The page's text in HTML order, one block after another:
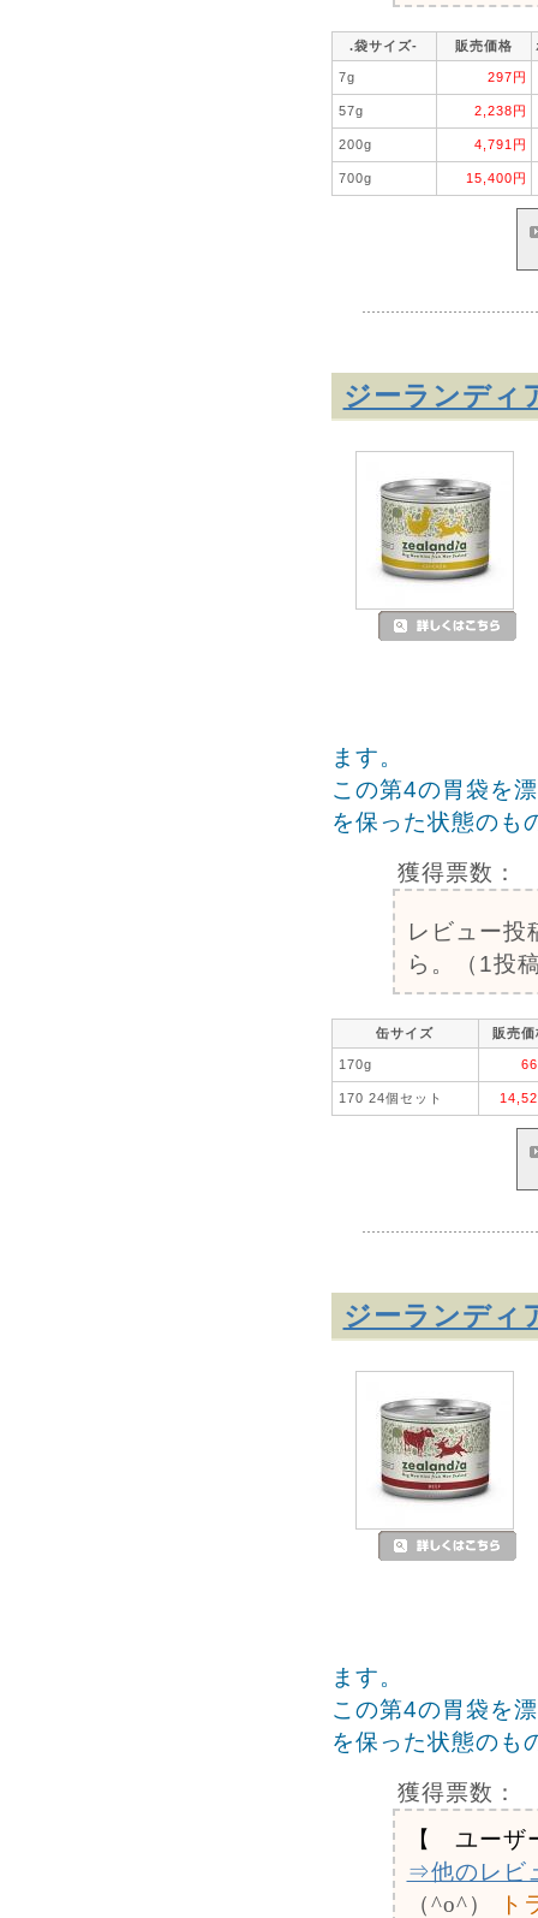
.袋サイズ- 販売価格
7g 297円
57g 2,238円
200g 4,791円
700g 15,400円
ジーランデ
ます。
この第4の胃袋を
を保った状態のも
獲得票数：
レビュー投
ら。（1投
缶サイズ 販売価
170g
170 24個セット
ジーランデ
ます。
この第4の胃袋を
を保った状態のも
獲得票数：
【 ユーザ
⇒他のレビ
（^o^）
ト